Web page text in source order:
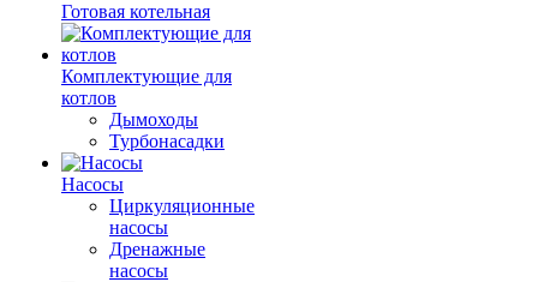
Готовая котельная
Комплектующие для
котлов
Дымоходы
Турбонасадки
Насосы
Циркуляционные
насосы
Дренажные
насосы